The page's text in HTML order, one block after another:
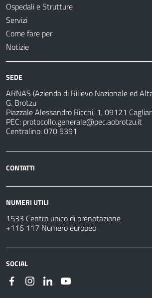
Ospedali e Strutture
Servizi
Come fare per
Notizie
SEDE
ARNAS (Azienda di Rilievo Nazionale ed
G. Brotzu
Piazzale Alessandro Ricchi, 1, 09121
PEC: protocollo.generale@pec.aobrotzu.it
Centralino: 070 5391
CONTATTI
NUMERI UTILI
1533 Centro unico di prenotazione
+116 117 Numero europeo
SOCIAL